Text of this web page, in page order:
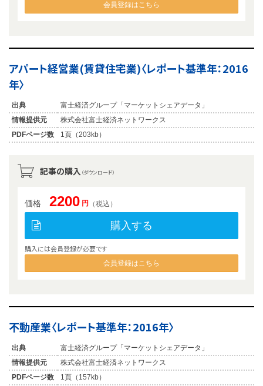
会員登録はこちら
アパート経営業(賃貸住宅業)〈レポート基準年：2016
年〉
出典
富士経済グループ「マーケットシェアデータ」
情報提供元
株式会社富士経済ネットワークス
PDFページ数
1頁（203kb）
記事の購入 （ダウンロード）
価格 2200 円 （税込）
購入する
購入には会員登録が必要です
会員登録はこちら
不動産業〈レポート基準年：2016年〉
出典
富士経済グループ「マーケットシェアデータ」
情報提供元
株式会社富士経済ネットワークス
PDFページ数
1頁（157kb）